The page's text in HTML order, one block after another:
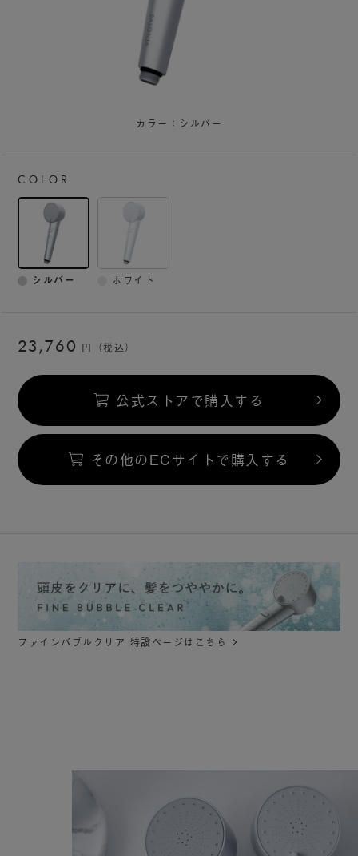
カラー：シルバー
COLOR
シルバー ホワイト
23,760 円（税込）
公式ストアで購入する
その他のECサイトで購入する
ファインバブルクリア 特設ページはこちら